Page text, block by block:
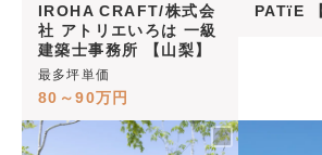
IROHA CRAFT/株式会
社 アトリエいろは 一級
建築士事務所 【山梨】
最多坪単価
80～90万円
PATïE